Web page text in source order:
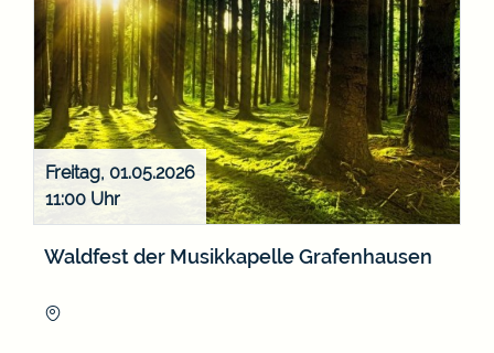
Freitag, 01.05.2026
11:00
Waldfest der Musikkapelle Grafenhausen